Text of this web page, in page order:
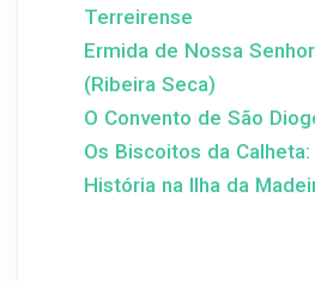
Terreirense
Ermida de Nossa
(Ribeira Seca)
O Convento de São
Os Biscoitos da
História na Ilha da